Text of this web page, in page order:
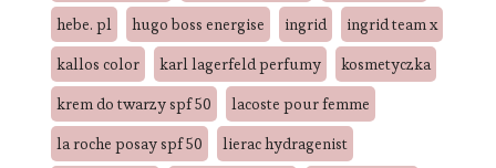
hebe. pl
hugo boss energise ingrid
ingrid team x
kallos color
karl lagerfeld perfumy
kosmetyczka
krem do twarzy spf 50
lacoste pour femme
la roche posay spf 50
lierac hydragenist